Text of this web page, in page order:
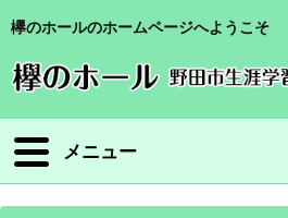
欅のホールのホームページへようこそ
メニュー